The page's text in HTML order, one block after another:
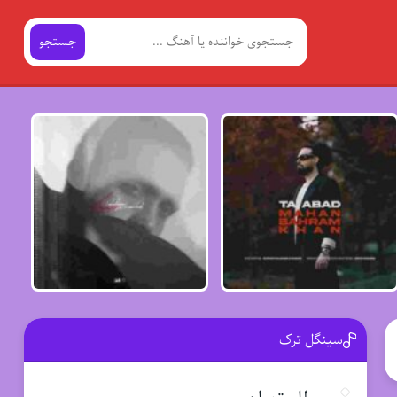
جستجو
سینگل ترک